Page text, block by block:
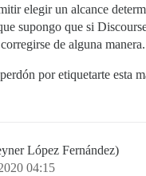
elegir un alcance
supongo que si
de alguna manera.
por etiquetarte esta
López Fernández)
04:15